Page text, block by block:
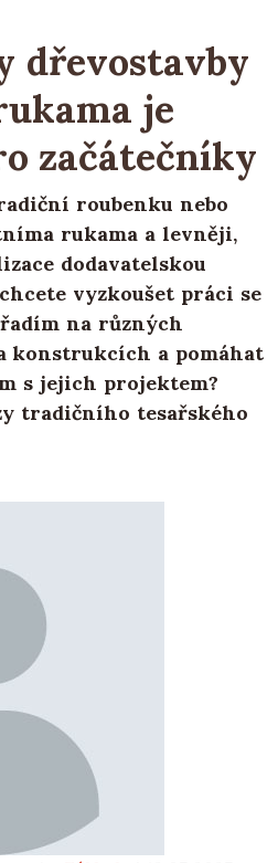
dřevostavby
je
začátečníky
roubenku nebo
rukama a levněji,
dodavatelskou
vyzkoušet práci se
na různých
konstrukcích a pomáhat
s jejich projektem?
tradičního tesařského